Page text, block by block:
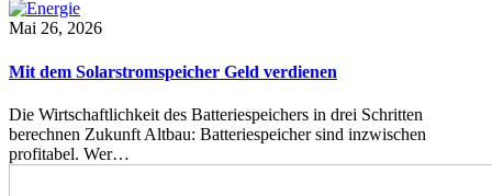
Mai 26, 2026
Mit dem Solarstromspeicher Geld verdienen
Die Wirtschaftlichkeit des Batteriespeichers in drei Schritten
berechnen Zukunft Altbau: Batteriespeicher sind inzwischen
profitabel. Wer…